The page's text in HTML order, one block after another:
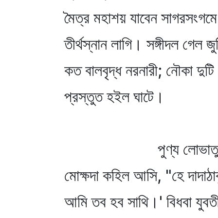
মৈত্র মহাশয় যাবেন সাগরসংগমে
তীর্থস্নান লাগি। সঙ্গীদল গেল
কত বালবৃদ্ধ নরনারী; নৌকা দুটি
প্রস্তুত হইল ঘাটে।
পুণ্য
মোক্ষদা কহিল আসি, "হে
আমি তব হব সাথি।' বিধবা